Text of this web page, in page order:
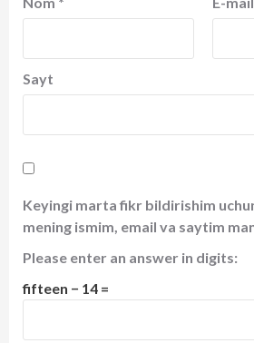
Sayt
Keyingi marta fikr bildirishim
mening ismim, email va saytim
Please enter an answer in digits:
fifteen − 14 =